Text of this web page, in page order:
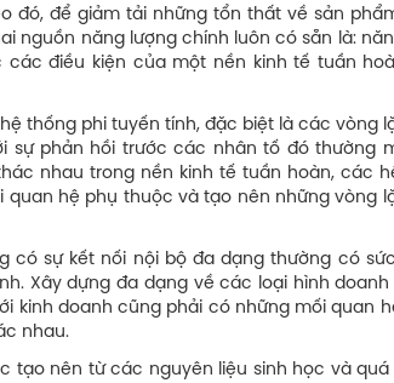
đó, để giảm tải những tổn thất về sản
nguồn năng lượng chính luôn có sẵn là:
điều kiện của một nền kinh tế tuần
thống phi tuyến tính, đặc biệt là các vòng
sự phản hồi trước các nhân tố đó thường
nhau trong nền kinh tế tuần hoàn, các
hệ phụ thuộc và tạo nên những vòng
có sự kết nối nội bộ đa dạng thường có
Xây dựng đa dạng về các loại hình doanh
kinh doanh cũng phải có những mối quan
nhau.
tạo nên từ các nguyên liệu sinh học và quá